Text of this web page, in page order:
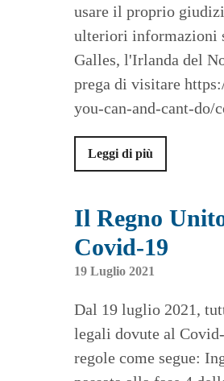
usare il proprio
ulteriori informazioni
Galles, l'Irlanda del
prega di visitare
you-can-and-cant-do/
Leggi di più
Il Regno
Covid-19
19 Luglio 2021
Dal 19 luglio 2021,
legali dovute al
regole come segue: